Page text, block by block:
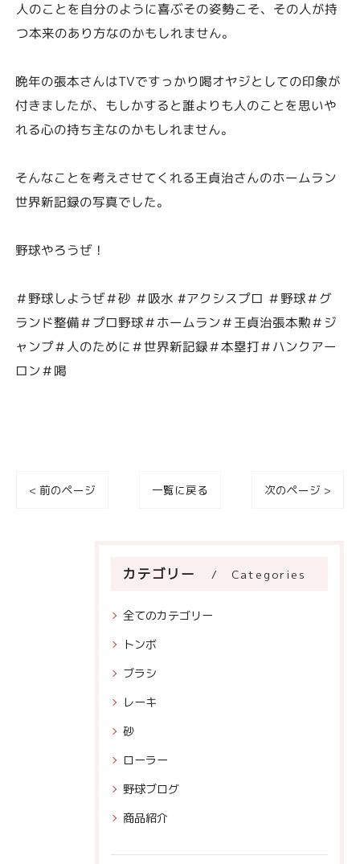
人のことを自分のように喜ぶその姿勢こそ、その人が持
つ本来のあり方なのかもしれません。
晩年の張本さんはTVですっかり喝オヤジとしての印象が
付きましたが、もしかすると誰よりも人のことを思いや
れる心の持ち主なのかもしれません。
そんなことを考えさせてくれる王貞治さんのホームラン
世界新記録の写真でした。
野球やろうぜ！
＃野球しようぜ＃砂 ＃吸水 #アクシスプロ ＃野球＃グ
ランド整備＃プロ野球＃ホームラン＃王貞治張本勲＃ジ
ャンプ＃人のために＃世界新記録＃本塁打＃ハンクアー
ロン＃喝
< 前のページ 一覧に戻る 次のページ >
カテゴリー Categories
全てのカテゴリー
トンボ
ブラシ
レーキ
砂
ローラー
野球ブログ
商品紹介